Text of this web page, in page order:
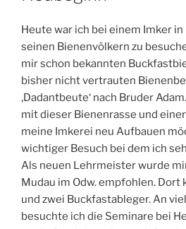
Heute war ich bei einem Imker
seinen Bienenvölkern zu
mir schon bekannten
bisher nicht vertrauten
‚Dadantbeute‘ nach Bruder
mit dieser Bienenrasse und
meine Imkerei neu Aufbauen
wichtiger Besuch bei dem ich
Als neuen Lehrmeister wurde
Mudau im Odw. empfohlen. Dort
und zwei Buckfastableger. An
besuchte ich die Seminare bei